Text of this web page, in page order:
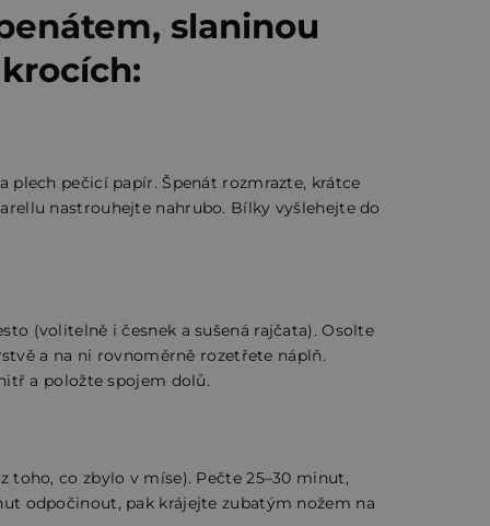
slaninou
plech pečicí papír. Špenát rozmrazte, krátce
nastrouhejte nahrubo. Bílky vyšlehejte do
(volitelně i česnek a sušená rajčata). Osolte
a na ni rovnoměrně rozetřete náplň.
a položte spojem dolů.
co zbylo v míse). Pečte 25–30 minut,
odpočinout, pak krájejte zubatým nožem na